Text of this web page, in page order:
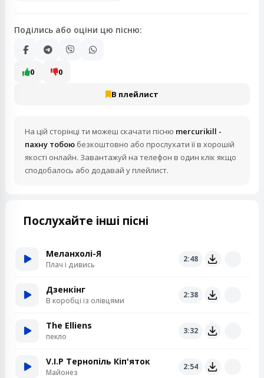
Поділись або оціни цю пісню:
0 0
В плейлист
На цій сторінці ти можеш скачати пісню mercurikill -
пахну тобою безкоштовно або прослухати її в хорошій
якості онлайн. Завантажуй на телефон в один клік якщо
сподобалось або додавай у плейлист.
Послухайте інші пісні
Меланхолі-Я
Плач і дивись
2:48
Дзенкінг
В коробці із олівцями
2:38
The Elliens
пекло
3:32
V.I.P Тернопіль Кіп'яток
Майонез
2:54